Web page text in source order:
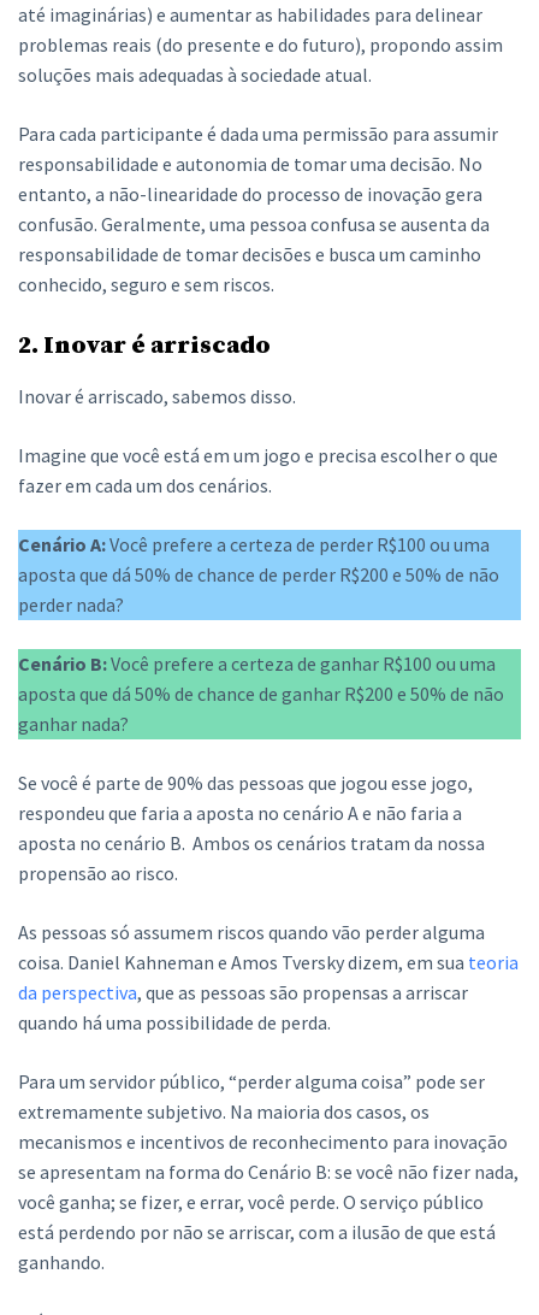
até imaginárias) e aumentar as habilidades para delinear
problemas reais (do presente e do futuro), propondo assim
soluções mais adequadas à sociedade atual.
Para cada participante é dada uma permissão para assumir
responsabilidade e autonomia de tomar uma decisão. No
entanto, a não-linearidade do processo de inovação gera
confusão. Geralmente, uma pessoa confusa se ausenta da
responsabilidade de tomar decisões e busca um caminho
conhecido, seguro e sem riscos.
2. Inovar é arriscado
Inovar é arriscado, sabemos disso.
Imagine que você está em um jogo e precisa escolher o que
fazer em cada um dos cenários.
Cenário A:Você prefere a certeza de perder R$100 ou uma
aposta que dá 50% de chance de perder R$200 e 50% de não
perder nada?
Cenário B:Você prefere a certeza de ganhar R$100 ou uma
aposta que dá 50% de chance de ganhar R$200 e 50% de não
ganhar nada?
Se você é parte de 90% das pessoas que jogou esse jogo,
respondeu que faria a aposta no cenário A e não faria a
aposta no cenário B. Ambos os cenários tratam da nossa
propensão ao risco.
As pessoas só assumem riscos quando vão perder alguma
coisa. Daniel Kahneman e Amos Tversky dizem, em sua teoria
da perspectiva, que as pessoas são propensas a arriscar
quando há uma possibilidade de perda.
Para um servidor público, “perder alguma coisa” pode ser
extremamente subjetivo. Na maioria dos casos, os
mecanismos e incentivos de reconhecimento para inovação
se apresentam na forma do Cenário B: se você não fizer nada,
você ganha; se fizer, e errar, você perde. O serviço público
está perdendo por não se arriscar, com a ilusão de que está
ganhando.